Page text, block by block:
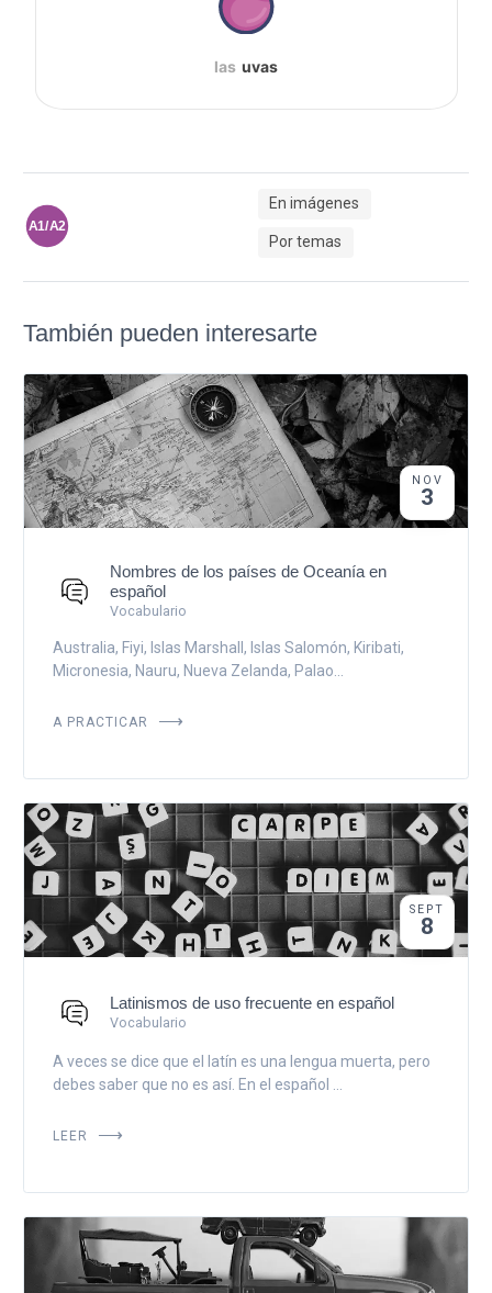
las uvas
A1/A2
En imágenes
Por temas
También pueden interesarte
NOV
3
Nombres de los países de Oceanía en
español
Vocabulario
Australia, Fiyi, Islas Marshall, Islas Salomón, Kiribati,
Micronesia, Nauru, Nueva Zelanda, Palao...
A PRACTICAR
SEPT
8
Latinismos de uso frecuente en español
Vocabulario
A veces se dice que el latín es una lengua muerta, pero
debes saber que no es así. En el español ...
LEER